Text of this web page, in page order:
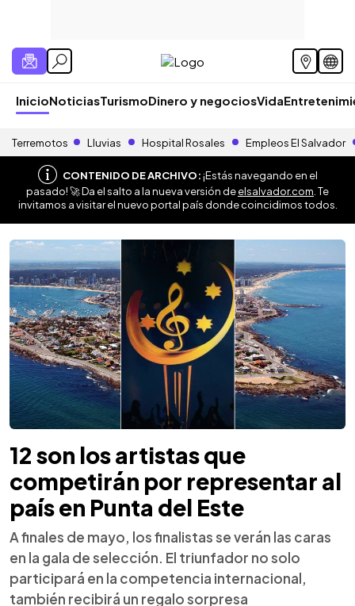
InicioNoticiasTurismoDinero y negociosVida
Terremotos Lluvias Hospital Rosales Empleos El Salvador
CONTENIDO DE ARCHIVO:¡Estás navegando en el
pasado! 🚀 Da el salto a la nueva versión deelsalvador.com . Te
invitamos a visitar el nuevo portal país donde coincidimos todos.
12 son los artistas que
competirán por representar al
país en Punta del Este
A finales de mayo, los finalistas se verán las caras
en la gala de selección. El triunfador no solo
participará en la competencia internacional,
también recibirá un regalo sorpresa